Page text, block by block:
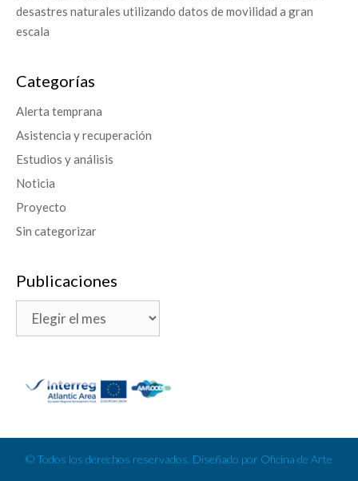
desastres naturales utilizando datos de movilidad a gran
escala
Categorías
Alerta temprana
Asistencia y recuperación
Estudios y análisis
Noticia
Proyecto
Sin categorizar
Publicaciones
© Todos los derechos reservados. Diseñado por Oficina de Arte